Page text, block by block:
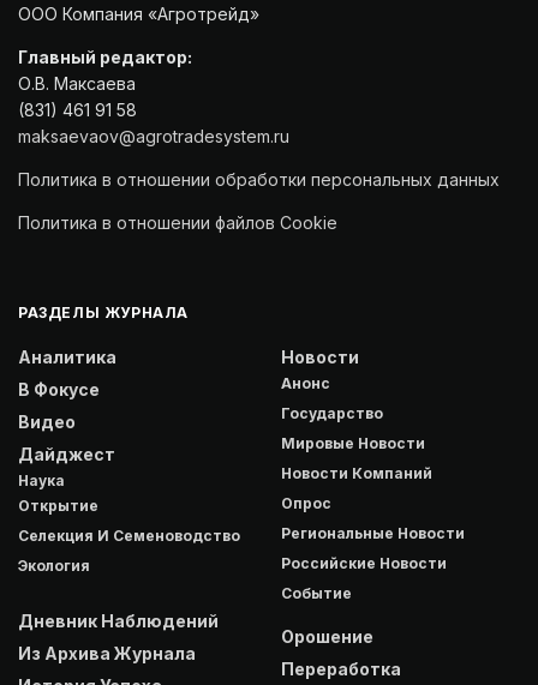
ООО Компания «Агротрейд»
Главный редактор:
О.В. Максаева
(831) 461 91 58
maksaevaov@agrotradesystem.ru
Политика в отношении обработки персональных данных
Политика в отношении файлов Cookie
РАЗДЕЛЫ ЖУРНАЛА
Аналитика
В Фокусе
Видео
Дайджест
Наука
Открытие
Селекция И Семеноводство
Экология
Дневник Наблюдений
Из Архива Журнала
Новости
Анонс
Государство
Мировые Новости
Новости Компаний
Опрос
Региональные Новости
Российские Новости
Событие
Орошение
Переработка